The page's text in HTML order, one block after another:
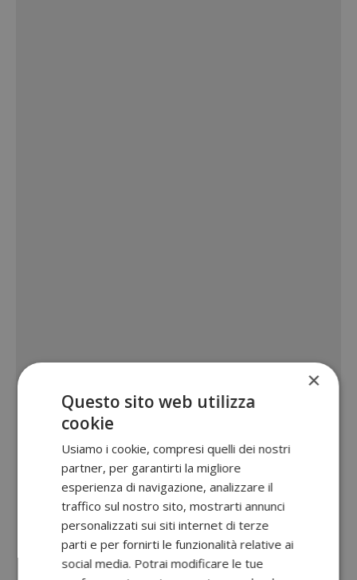
×
Questo sito web utilizza
cookie
Usiamo i cookie, compresi quelli dei nostri
partner, per garantirti la migliore
esperienza di navigazione, analizzare il
traffico sul nostro sito, mostrarti annunci
personalizzati sui siti internet di terze
parti e per fornirti le funzionalità relative ai
social media. Potrai modificare le tue